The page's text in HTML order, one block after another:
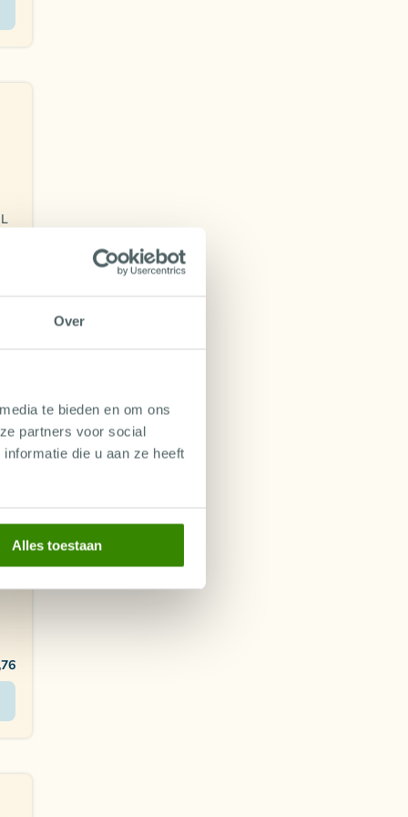
Over
te bieden en om ons
partners voor social
die u aan ze heeft
Alles toestaan